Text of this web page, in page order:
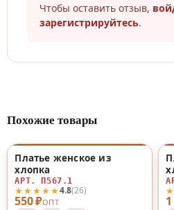
Чтобы оставить отзыв,
зарегистрируйтесь.
Похожие товары
550 ₽ОПТ
★★★★★4.8(26)
Платье женское из
хлопка
АРТ. П567.1